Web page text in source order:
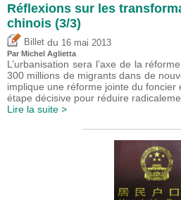
Réflexions sur les
chinois (3/3)
Billet du 16 mai 2013
Par Michel Aglietta
L’urbanisation sera l’axe de la
300 millions de migrants dans de
implique une réforme jointe du foncier
étape décisive pour réduire
Lire la suite >